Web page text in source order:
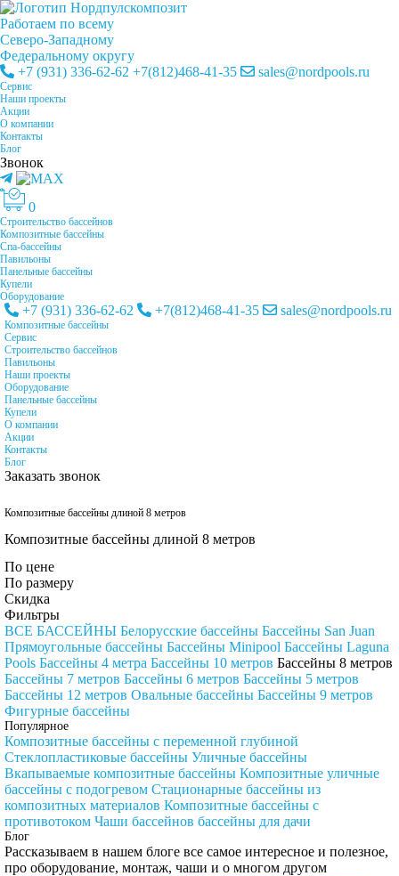
Работаем по всему
Cеверо-Западному
Федеральному округу
+7 (931) 336-62-62 +7(812)468-41-35 sales@nordpools.ru
Cервис
Наши проекты
Акции
О компании
Контакты
Блог
Звонок
0
Строительство бассейнов
Композитные бассейны
Спа-бассейны
Павильоны
Панельные бассейны
Купели
Оборудование
+7 (931) 336-62-62 +7(812)468-41-35 sales@nordpools.ru
Композитные бассейны
Cервис
Строительство бассейнов
Павильоны
Наши проекты
Оборудование
Панельные бассейны
Купели
О компании
Акции
Контакты
Блог
Заказать звонок
Композитные бассейны длиной 8 метров
Композитные бассейны длиной 8 метров
По цене
По размеру
Скидка
Фильтры
ВСЕ БАССЕЙНЫ Белорусские бассейны Бассейны San Juan
Прямоугольные бассейны Бассейны Minipool Бассейны Laguna
Pools Бассейны 4 метра Бассейны 10 метров Бассейны 8 метров
Бассейны 7 метров Бассейны 6 метров Бассейны 5 метров
Бассейны 12 метров Овальные бассейны Бассейны 9 метров
Фигурные бассейны
Популярное
Композитные бассейны с переменной глубиной
Стеклопластиковые бассейны Уличные бассейны
Вкапываемые композитные бассейны Композитные уличные
бассейны с подогревом Стационарные бассейны из
композитных материалов Композитные бассейны с
противотоком Чаши бассейнов бассейны для дачи
Блог
Рассказываем в нашем блоге все самое интересное и полезное,
про оборудование, монтаж, чаши и о многом другом